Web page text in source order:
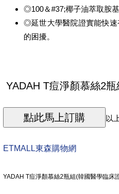
◎100＆#37;椰子油萃取胺基
◎延世大學醫院證實能快速
的困擾。
以
ETMALL東森購物網
YADAH T痘淨顏慕絲2瓶組(韓國醫學臨床